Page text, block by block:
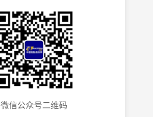
微信公众号二维码